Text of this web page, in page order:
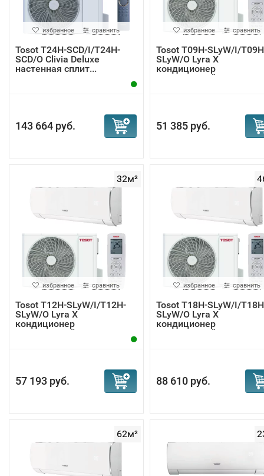
избранное сравнить
Tosot T24H-SCD/I/T24H-
SCD/O Clivia Deluxe
настенная сплит...
143 664 руб.
избранное сравнить
Tosot T09H-SLyW/I/
SLyW/O Lyra X
кондиционер
инверторный
51 385 руб.
32м²
избранное сравнить
Tosot T12H-SLyW/I/T12H-
SLyW/O Lyra X
кондиционер
инверторный
57 193 руб.
избранное сравнить
Tosot T18H-SLyW/I/
SLyW/O Lyra X
кондиционер
инверторный
88 610 руб.
62м²